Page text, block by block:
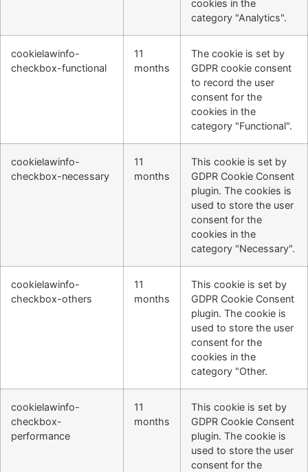
cookies in the
category "Analytics".
cookielawinfo-
checkbox-functional
11
months
The cookie is set by
GDPR cookie consent
to record the user
consent for the
cookies in the
category "Functional".
cookielawinfo-
checkbox-necessary
11
months
This cookie is set by
GDPR Cookie Consent
plugin. The cookies is
used to store the user
consent for the
cookies in the
category "Necessary".
cookielawinfo-
checkbox-others
11
months
This cookie is set by
GDPR Cookie Consent
plugin. The cookie is
used to store the user
consent for the
cookies in the
category "Other.
cookielawinfo-
checkbox-
performance
11
months
This cookie is set by
GDPR Cookie Consent
plugin. The cookie is
used to store the user
consent for the